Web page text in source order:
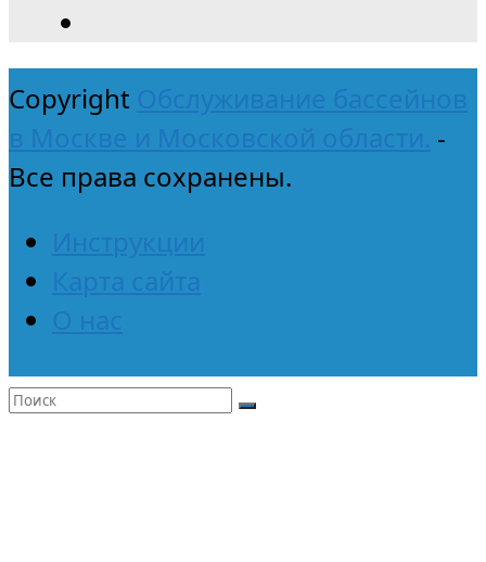
Copyright Обслуживание бассейнов
в Москве и Московской области. -
Все права сохранены.
Инструкции
Карта сайта
О нас